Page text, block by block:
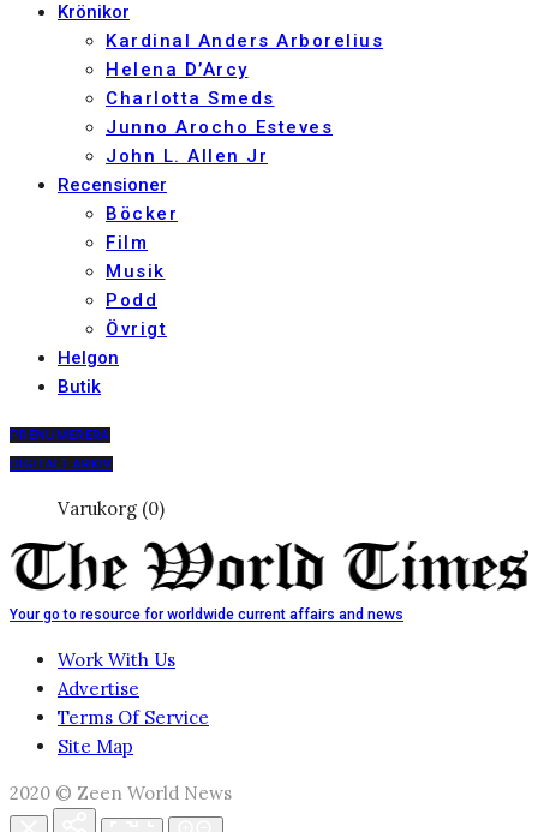
Krönikor
Kardinal Anders Arborelius
Helena D’Arcy
Charlotta Smeds
Junno Arocho Esteves
John L. Allen Jr
Recensioner
Böcker
Film
Musik
Podd
Övrigt
Helgon
Butik
PRENUMERERA
DIGITALT ARKIV
Varukorg (0)
Your go to resource for worldwide current affairs and news
Work With Us
Advertise
Terms Of Service
Site Map
2020 © Zeen World News